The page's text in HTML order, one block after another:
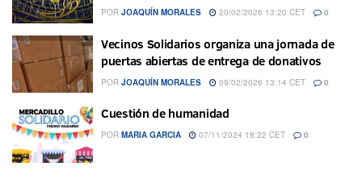
POR JOAQUÍN MORALES 20/02/2026 13:20 CET 0
Vecinos Solidarios organiza una jornada de
puertas abiertas de entrega de donativos
POR JOAQUÍN MORALES 09/02/2026 13:14 CET 0
Cuestión de humanidad
POR MARIA GARCIA 07/11/2024 18:22 CET 0